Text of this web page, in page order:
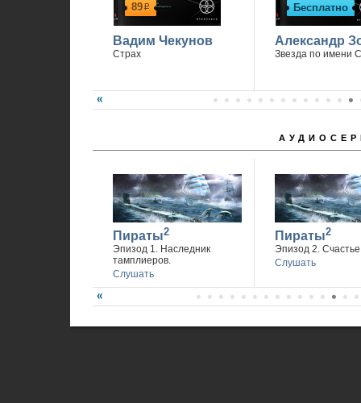
89р
Вадим Чекунов
Страх
Бесплатно
Александр
Звезда по имени
Пираты2
Эпизод 1. Наследник
тамплиеров.
Слушать
Пираты2
Эпизод 2. Счастье
Слушать